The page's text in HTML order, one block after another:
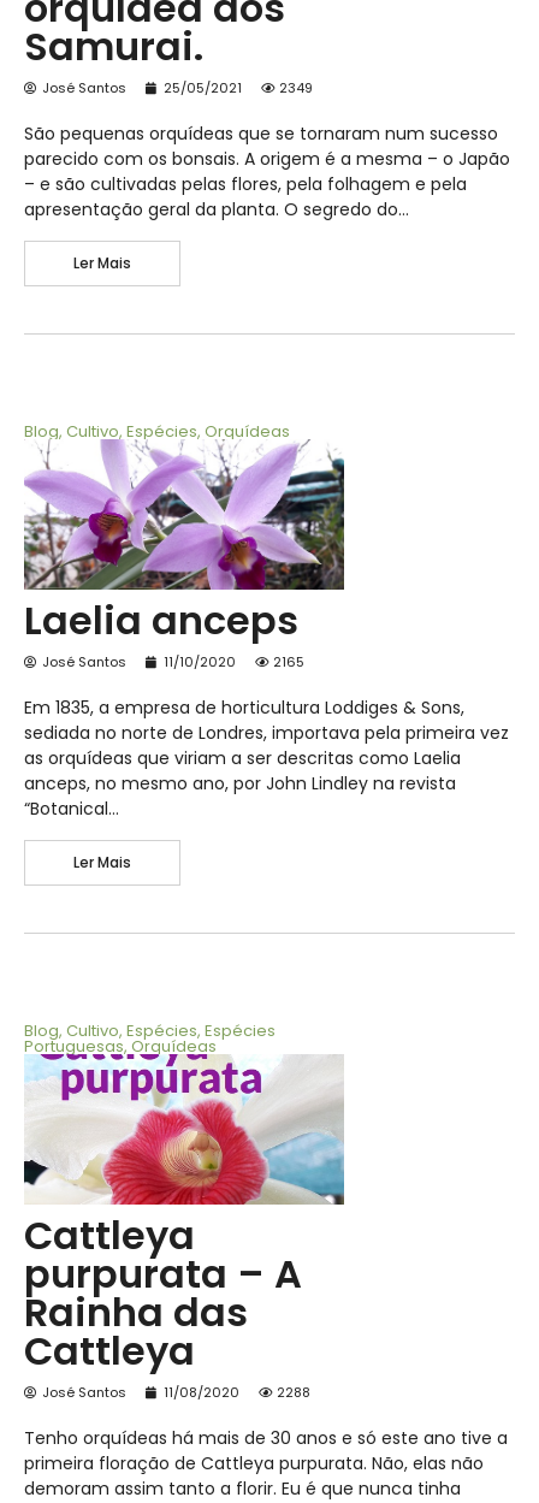
Samurai.
José Santos 25/05/2021 2349
São pequenas orquídeas que se tornaram num sucesso
parecido com os bonsais. A origem é a mesma – o Japão
– e são cultivadas pelas flores, pela folhagem e pela
apresentação geral da planta. O segredo do…
Ler Mais
Blog, Cultivo, Espécies, Orquídeas
Laelia anceps
José Santos 11/10/2020 2165
Em 1835, a empresa de horticultura Loddiges & Sons,
sediada no norte de Londres, importava pela primeira vez
as orquídeas que viriam a ser descritas como Laelia
anceps, no mesmo ano, por John Lindley na revista
“Botanical…
Ler Mais
Blog, Cultivo, Espécies, Espécies
Portuguesas, Orquídeas
Cattleya
purpurata – A
Rainha das
Cattleya
José Santos 11/08/2020 2288
Tenho orquídeas há mais de 30 anos e só este ano tive a
primeira floração de Cattleya purpurata. Não, elas não
demoram assim tanto a florir. Eu é que nunca tinha